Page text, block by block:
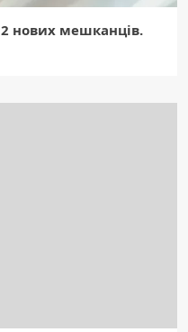
нових мешканців.